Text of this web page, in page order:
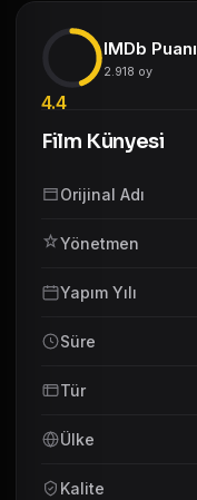
4.4
IMDb Puanı
2.918 oy
Film Künyesi
Orijinal Adı
Yönetmen
Yapım Yılı
Süre
Tür
Ülke
Kalite